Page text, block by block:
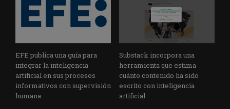
EFE publica una guía para
integrar la inteligencia
artificial en sus procesos
informativos con supervisión
humana
Substack incorpora una
herramienta que estima
cuánto contenido ha sido
escrito con inteligencia
artificial